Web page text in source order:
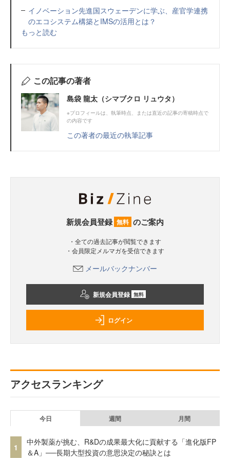
イノベーション先進国スウェーデンに学ぶ、産官学連携
のエコシステム構築とIMSの活用とは？
もっと読む
この記事の著者
島袋 龍太（シマブクロ リュウタ）
※プロフィールは、執筆時点、または直近の記事の寄稿時点で
の内容です
この著者の最近の執筆記事
新規会員登録 無料 のご案内
・全ての過去記事が閲覧できます
・会員限定メルマガを受信できます
メールバックナンバー
新規会員登録 無料
ログイン
アクセスランキング
今日 週間 月間
1
中外製薬が挑む、R&Dの成果最大化に貢献する「進化版FP
＆A」──長期大型投資の意思決定の秘訣とは